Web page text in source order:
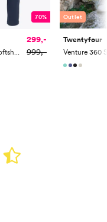
70%
Mode Flex Softshell Bukse
299,-
999,-
Outlet
Twentyfour
Venture 360